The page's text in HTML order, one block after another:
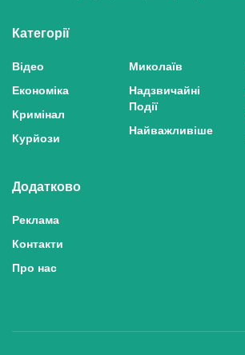
Категорії
Відео
Економіка
Кримінал
Курйози
Миколаїв
Надзвичайні
Події
Найважливіше
Додатково
Реклама
Контакти
Про нас